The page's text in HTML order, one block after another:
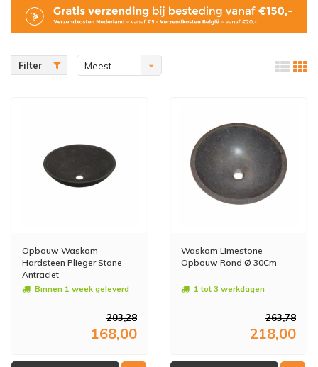
Filter
Meest
Opbouw Waskom
Hardsteen Plieger Stone
Antraciet
Binnen 1 week geleverd
203,28
168,00
Waskom Limestone
Opbouw Rond Ø 30Cm
1 tot 3 werkdagen
263,78
218,00